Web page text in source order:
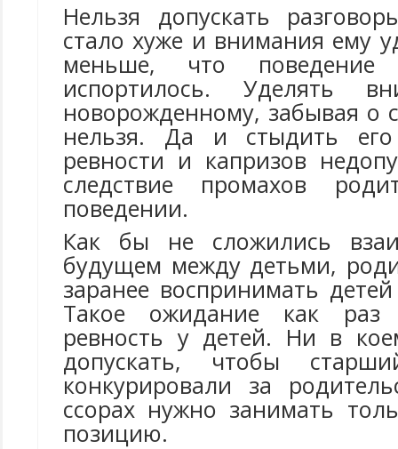
Нельзя допускать
стало хуже и внимания ему
меньше, что поведение
испортилось. Уделять
новорожденному, забывая о
нельзя. Да и стыдить
ревности и капризов
следствие промахов
поведении.
Как бы не сложились
будущем между детьми,
заранее воспринимать
Такое ожидание как раз
ревность у детей. Ни в
допускать, чтобы
конкурировали за
ссорах нужно занимать
позицию.